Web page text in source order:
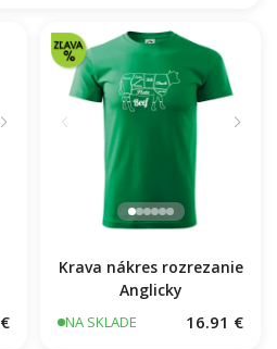
Krava nákres rozrezanie
Anglicky